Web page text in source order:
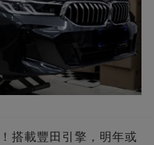
搭載豐田引擎，明年或